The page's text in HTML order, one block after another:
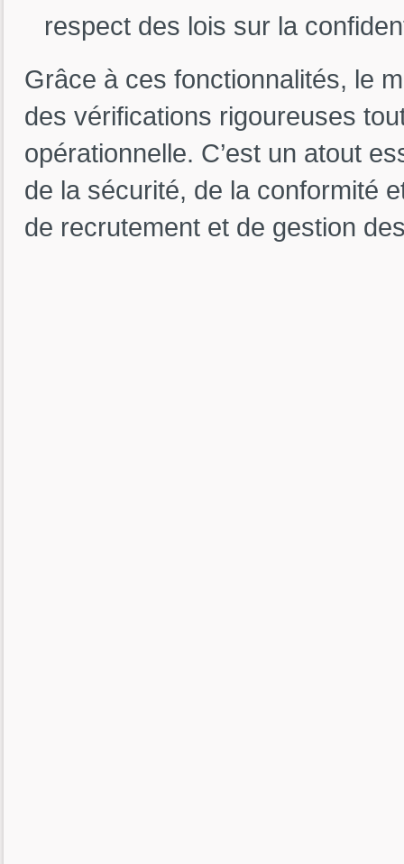
respect des lois sur la
Grâce à ces fonctionnalités, le
des vérifications rigoureuses
opérationnelle. C’est un atout
de la sécurité, de la conformité
de recrutement et de gestion